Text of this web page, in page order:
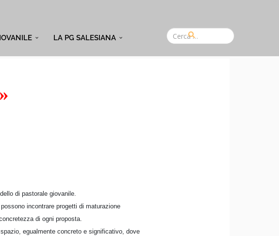
LA PG SALESIANA
di pastorale giovanile.
incontrare progetti di maturazione
di ogni proposta.
egualmente concreto e significativo, dove